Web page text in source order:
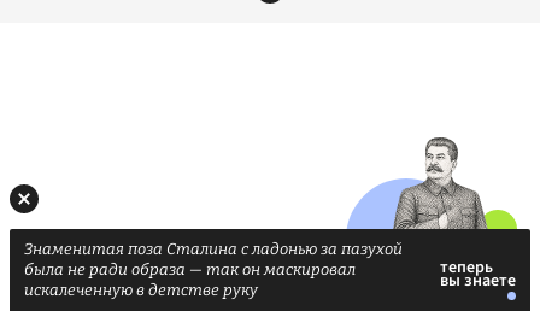
Знаменитая поза Сталина с ладонью за пазухой
была не ради образа — так он маскировал
искалеченную в детстве руку